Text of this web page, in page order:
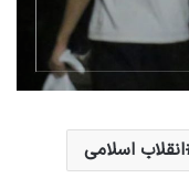
انقلاب اسلامی